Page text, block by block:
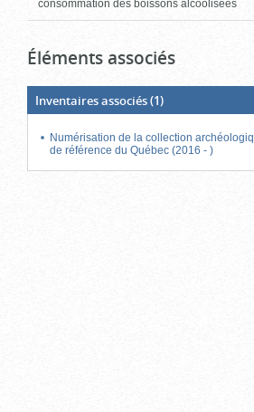
consommation des boissons alcoolisées
Éléments associés
Inventaires associés(1)
Numérisation de la collection
de référence du Québec (2016 - )